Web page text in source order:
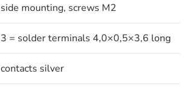
side mounting, screws M2
3 = solder terminals 4,0×0,5×3,6 long
contacts silver